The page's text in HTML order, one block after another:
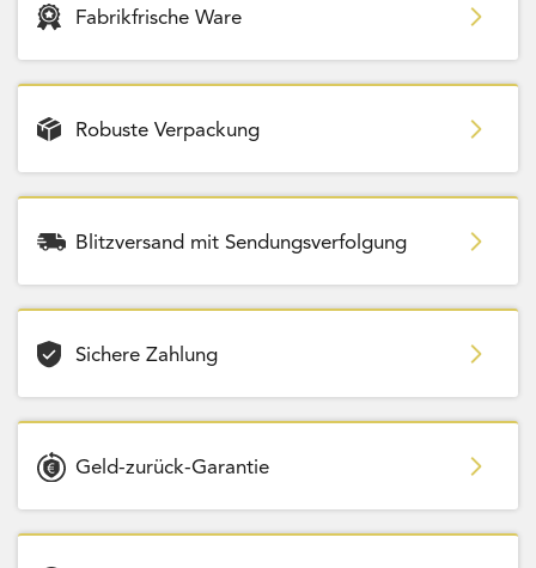
Fabrikfrische Ware
Robuste Verpackung
Blitzversand mit Sendungsverfolgung
Sichere Zahlung
Geld-zurück-Garantie